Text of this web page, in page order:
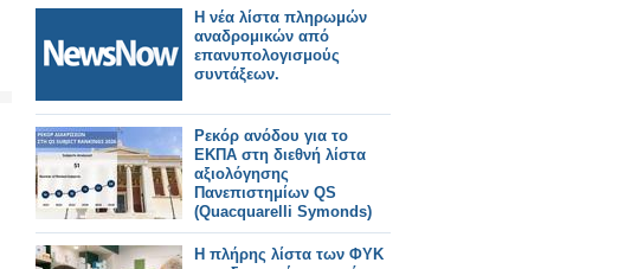
Η νέα λίστα πληρωμών
αναδρομικών από
επανυπολογισμούς
συντάξεων.
Ρεκόρ ανόδου για το
ΕΚΠΑ στη διεθνή λίστα
αξιολόγησης
Πανεπιστημίων QS
(Quacquarelli Symonds)
Η πλήρης λίστα των ΦΥΚ